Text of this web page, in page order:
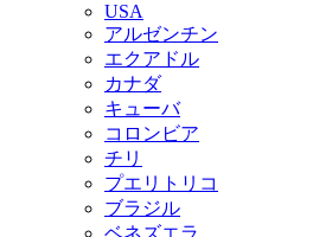
USA
アルゼンチン
エクアドル
カナダ
キューバ
コロンビア
チリ
プエリトリコ
ブラジル